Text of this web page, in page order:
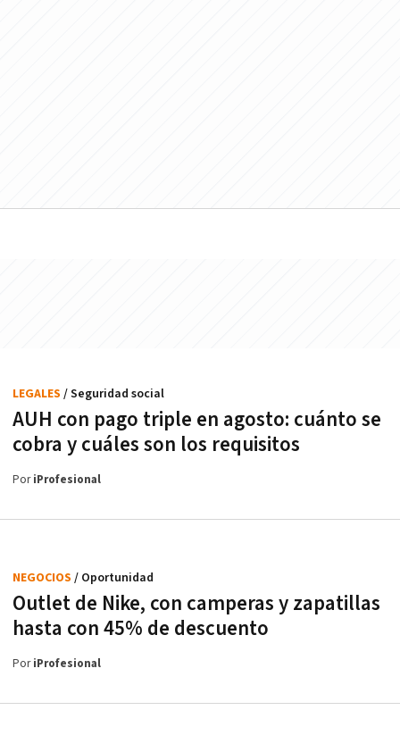
AUH con pago triple en agosto: cuánto se
cobra y cuáles son los requisitos
LEGALES / Seguridad social
PoriProfesional
Outlet de Nike, con camperas y zapatillas
hasta con 45% de descuento
NEGOCIOS / Oportunidad
PoriProfesional